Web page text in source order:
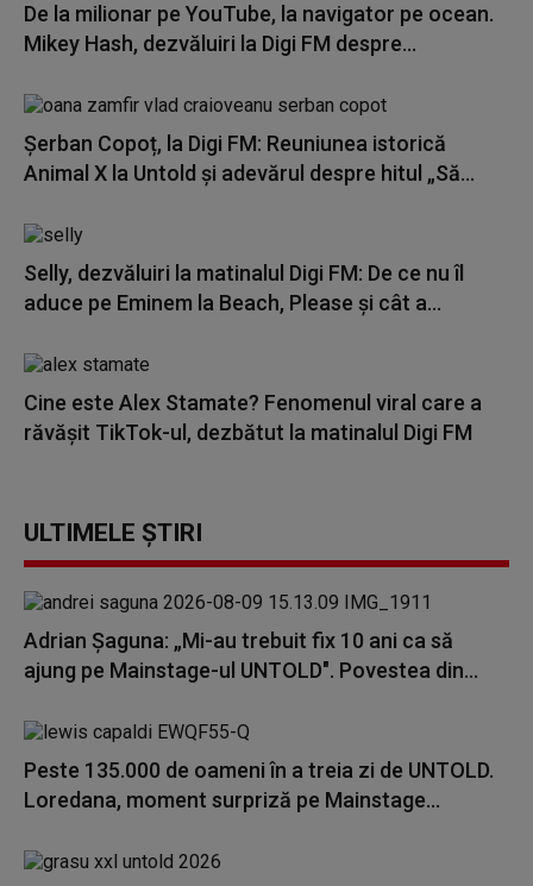
De la milionar pe YouTube, la navigator pe ocean.
Mikey Hash, dezvăluiri la Digi FM despre...
Șerban Copoț, la Digi FM: Reuniunea istorică
Animal X la Untold și adevărul despre hitul „Să...
Selly, dezvăluiri la matinalul Digi FM: De ce nu îl
aduce pe Eminem la Beach, Please și cât a...
Cine este Alex Stamate? Fenomenul viral care a
răvășit TikTok-ul, dezbătut la matinalul Digi FM
ULTIMELE ȘTIRI
Adrian Șaguna: „Mi-au trebuit fix 10 ani ca să
ajung pe Mainstage-ul UNTOLD". Povestea din...
Peste 135.000 de oameni în a treia zi de UNTOLD.
Loredana, moment surpriză pe Mainstage...